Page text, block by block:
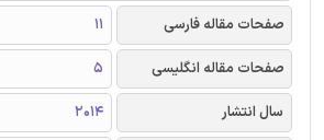
صفحات مقاله فارسی
11
صفحات مقاله انگلیسی
5
سال انتشار
2014